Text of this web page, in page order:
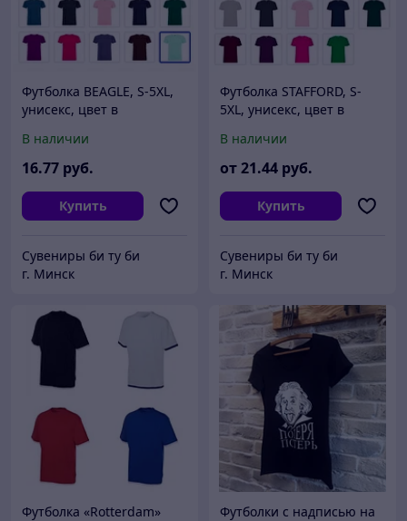
Футболка BEAGLE, S-5XL,
унисекс, цвет в
В наличии
16.77 руб.
Купить
Сувениры би ту би
г. Минск
Футболка STAFFORD, S-
5XL, унисекс, цвет в
В наличии
от21.44 руб.
Купить
Сувениры би ту би
г. Минск
Футболка «Rotterdam»
Футболки с надписью на